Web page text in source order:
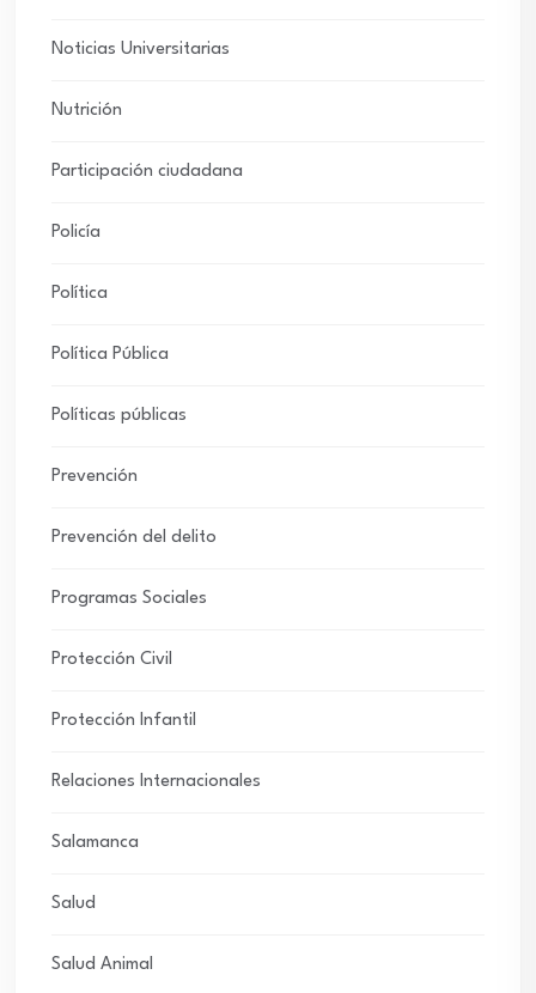
Noticias Universitarias
Nutrición
Participación ciudadana
Policía
Política
Política Pública
Políticas públicas
Prevención
Prevención del delito
Programas Sociales
Protección Civil
Protección Infantil
Relaciones Internacionales
Salamanca
Salud
Salud Animal